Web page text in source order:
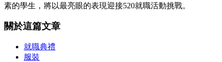
素的學生，將以最亮眼的表現迎接520就職活動挑戰。
關於這篇文章
就職典禮
服裝